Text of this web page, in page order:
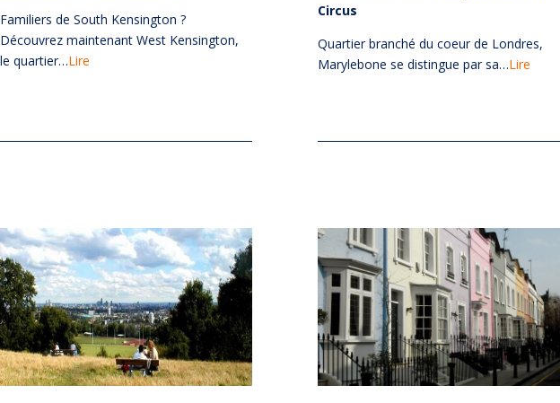
Familiers de South Kensington ?
Découvrez maintenant West Kensington,
le quartier…Lire
Circus
Quartier branché du coeur de Londres,
Marylebone se distingue par sa…Lire